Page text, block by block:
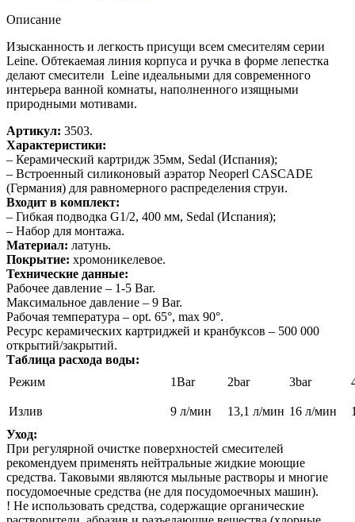
Описание
Изысканность и легкость присущи всем смесителям серии
Leine. Обтекаемая линия корпуса и ручка в форме лепестка
делают смесители Leine идеальными для современного
интерьера ванной комнаты, наполненного изящными
природными мотивами.
Артикул: 3503.
Характеристики:
– Керамический картридж 35мм, Sedal (Испания);
– Встроенный силиконовый аэратор Neoperl CASCADE
(Германия) для равномерного распределения струи.
Входит в комплект:
– Гибкая подводка G1/2, 400 мм, Sedal (Испания);
– Набор для монтажа.
Материал: латунь.
Покрытие: хромоникелевое.
Технические данные:
Рабочее давление – 1-5 Bar.
Максимальное давление – 9 Bar.
Рабочая температура – opt. 65°, max 90°.
Ресурс керамических картриджей и кранбуксов – 500 000
открытий/закрытий.
Таблица расхода воды:
Режим
1Bar 2bar 3bar
Излив 9 л/мин 13,1 л/мин 16 л/мин
Уход:
При регулярной очистке поверхностей смесителей
рекомендуем применять нейтральные жидкие моющие
средства. Таковыми являются мыльные растворы и многие
посудомоечные средства (не для посудомоечных машин).
! Не использовать средства, содержащие органические